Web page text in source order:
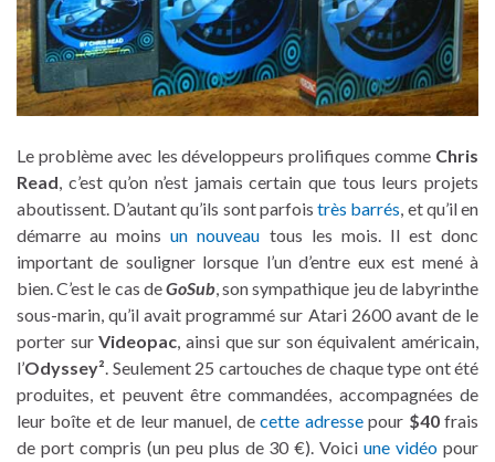
Le problème avec les développeurs prolifiques comme Chris
Read, c’est qu’on n’est jamais certain que tous leurs projets
aboutissent. D’autant qu’ils sont parfoistrès barrés, et qu’il en
démarre au moinsun nouveau tous les mois. Il est donc
important de souligner lorsque l’un d’entre eux est mené à
bien. C’est le cas deGoSub, son sympathique jeu de labyrinthe
sous-marin, qu’il avait programmé sur Atari 2600 avant de le
porter surVideopac, ainsi que sur son équivalent américain,
l’Odyssey². Seulement 25 cartouches de chaque type ont été
produites, et peuvent être commandées, accompagnées de
leur boîte et de leur manuel, decette adressepour $40frais
de port compris (un peu plus de 30 €). Voiciune vidéo pour